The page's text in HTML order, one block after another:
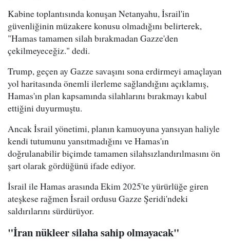
Kabine toplantısında konuşan Netanyahu, İsrail'in
güvenliğinin müzakere konusu olmadığını belirterek,
"Hamas tamamen silah bırakmadan Gazze'den
çekilmeyeceğiz." dedi.
Trump, geçen ay Gazze savaşını sona erdirmeyi amaçlayan
yol haritasında önemli ilerleme sağlandığını açıklamış,
Hamas'ın plan kapsamında silahlarını bırakmayı kabul
ettiğini duyurmuştu.
Ancak İsrail yönetimi, planın kamuoyuna yansıyan haliyle
kendi tutumunu yansıtmadığını ve Hamas'ın
doğrulanabilir biçimde tamamen silahsızlandırılmasını ön
şart olarak gördüğünü ifade ediyor.
İsrail ile Hamas arasında Ekim 2025'te yürürlüğe giren
ateşkese rağmen İsrail ordusu Gazze Şeridi'ndeki
saldırılarını sürdürüyor.
"İran nükleer silaha sahip olmayacak"